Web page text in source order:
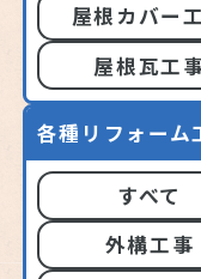
屋根カバー
屋根瓦工
各種リフォーム
すべて
外構工事